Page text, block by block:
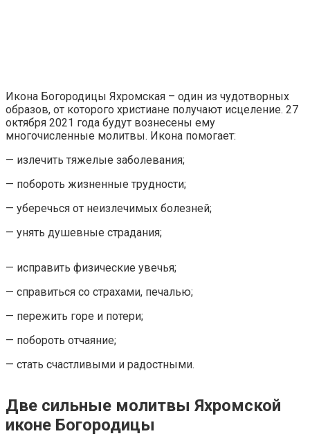
Икона Богородицы Яхромская – один из чудотворных
образов, от которого христиане получают исцеление. 27
октября 2021 года будут вознесены ему
многочисленные молитвы. Икона помогает:
— излечить тяжелые заболевания;
— побороть жизненные трудности;
— уберечься от неизлечимых болезней;
— унять душевные страдания;
— исправить физические увечья;
— справиться со страхами, печалью;
— пережить горе и потери;
— побороть отчаяние;
— стать счастливыми и радостными.
Две сильные молитвы Яхромской
иконе Богородицы